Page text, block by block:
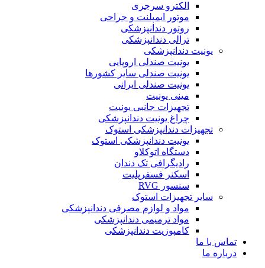
الکترو سرجری
موتور ایمپلنت و جراحی
روتور دندانپزشکی
ترالی دندانپزشکی
یونیت دندانپزشکی
یونیت صندلی اروپایی
یونیت صندلی سایر کشورها
یونیت صندلی ایرانی
مینی یونیت
تجهیزات جانبی یونیت
چراغ یونیت دندانپزشکی
تجهیزات دندانپزشکی استوک
یونیت دندانپزشکی استوک
دستگاه اتوکلاو
رادیگرافی تک دندان
اسکنر فسفرپلیت
سنسور RVG
سایر تجهیزات استوک
مواد و لوازم مصرفی دندانپزشکی
مواد ترمیمی دندانپزشکی
کامپوزیت دندانپزشکی
تماس با ما
درباره ما